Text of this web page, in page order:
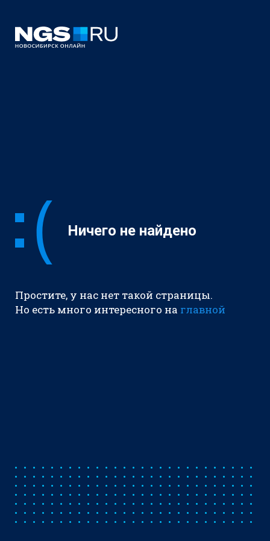
Ничего не найдено
Простите, у нас нет такой страницы.
Но есть много интересного на главной